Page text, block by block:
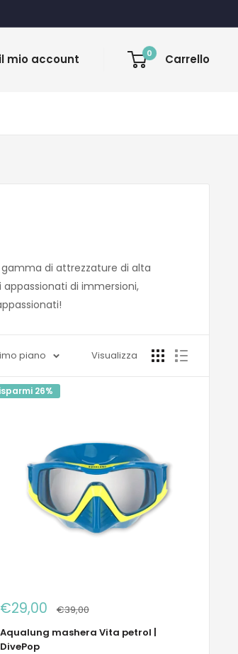
il mio account 0 Carrello
di attrezzature di alta
di immersioni,
piano Visualizza
26%
Prezzo
scontato
€29,00 Prezzo
€39,00
Aqualung mashera Vita petrol |
DivePop